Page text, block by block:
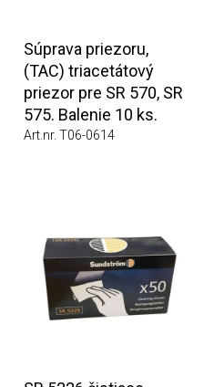
Súprava priezoru,
(TAC) triacetátový
priezor pre SR 570, SR
575. Balenie 10 ks.
Art.nr. T06-0614